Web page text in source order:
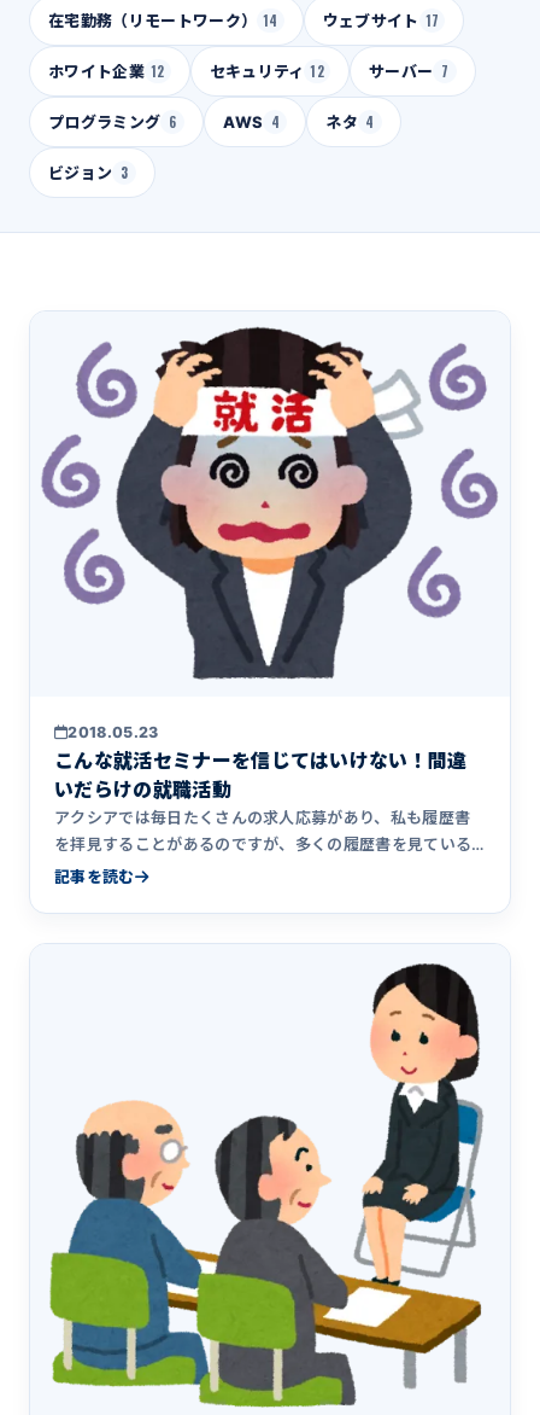
在宅勤務（リモートワーク） 14 ウェブサイト 17
ホワイト企業 12 セキュリティ 12 サーバー 7
プログラミング 6 AWS 4 ネタ 4
ビジョン 3
2018.05.23
こんな就活セミナーを信じてはいけない！間違
いだらけの就職活動
アクシアでは毎日たくさんの求人応募があり、私も履歴書
を拝見することがあるのですが、多くの履歴書を見ている
と本人希望欄のと&hellip;
記事を読む